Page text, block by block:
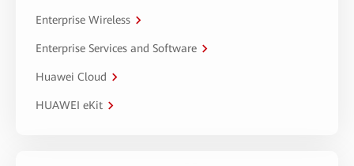
Enterprise Wireless
Enterprise Services and Software
Huawei Cloud
HUAWEI eKit